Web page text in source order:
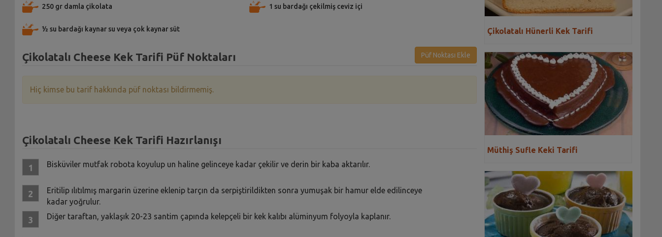
250 gr damla çikolata
½ su bardağı kaynar su veya çok kaynar süt
1 su bardağı çekilmiş ceviz içi
Çikolatalı Cheese Kek Tarifi Püf Noktaları Püf Noktası Ekle
Hiç kimse bu tarif hakkında püf noktası bildirmemiş.
Çikolatalı Cheese Kek Tarifi Hazırlanışı
Bisküviler mutfak robota koyulup un haline gelinceye kadar çekilir ve derin bir kaba aktarılır.
Eritilip ılıtılmış margarin üzerine eklenip tarçın da serpiştirildikten sonra yumuşak bir hamur elde edilinceye
kadar yoğrulur.
Diğer taraftan, yaklaşık 20-23 santim çapında kelepçeli bir kek kalıbı alüminyum folyoyla kaplanır.
Çikolatalı Hünerli Kek Tarifi
Müthiş Sufle Keki Tarifi